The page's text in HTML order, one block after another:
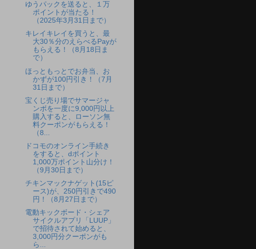
ゆうパックを送ると、１万
ポイントが当たる！
（2025年3月31日まで）
キレイキレイを買うと、最
大30％分のえらべるPayが
もらえる！（8月18日ま
で）
ほっともっとでお弁当、お
かずが100円引き！（7月
31日まで）
宝くじ売り場でサマージャ
ンボを一度に9,000円以上
購入すると、ローソン無
料クーポンがもらえる！
（8...
ドコモのオンライン手続き
をすると、dポイント
1,000万ポイント山分け！
（9月30日まで）
チキンマックナゲット(15ピ
ース)が、250円引きで490
円！（8月27日まで）
電動キックボード・シェア
サイクルアプリ「LUUP」
で招待されて始めると、
3,000円分クーポンがも
ら...